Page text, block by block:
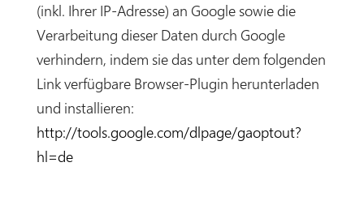
(inkl. Ihrer IP-Adresse) an Google sowie die
Verarbeitung dieser Daten durch Google
verhindern, indem sie das unter dem folgenden
Link verfügbare Browser-Plugin herunterladen
und installieren:
http://tools.google.com/dlpage/gaoptout?
hl=de